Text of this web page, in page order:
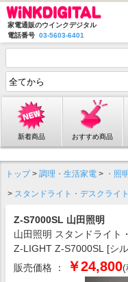
家電通販のウインクデジタル
電話番号 03-5603-6401
新着商品 おすすめ商品
トップ> 調理・生活家電 > ・照
> スタンドライト・デスクライト
Z-S7000SL 山田照明
山田照明 スタンドライト
Z-LIGHT Z-S7000SL [シ
販売価格 ：
￥24,800(